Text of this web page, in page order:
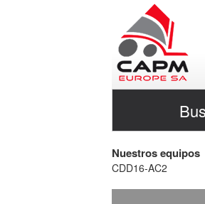
Nuestros equipos
CDD16-AC2